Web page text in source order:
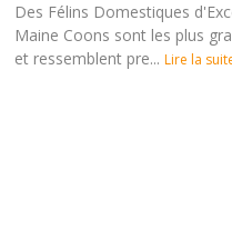
Des Félins Domestiques
Maine Coons sont les plus
et ressemblent pre... Lire la